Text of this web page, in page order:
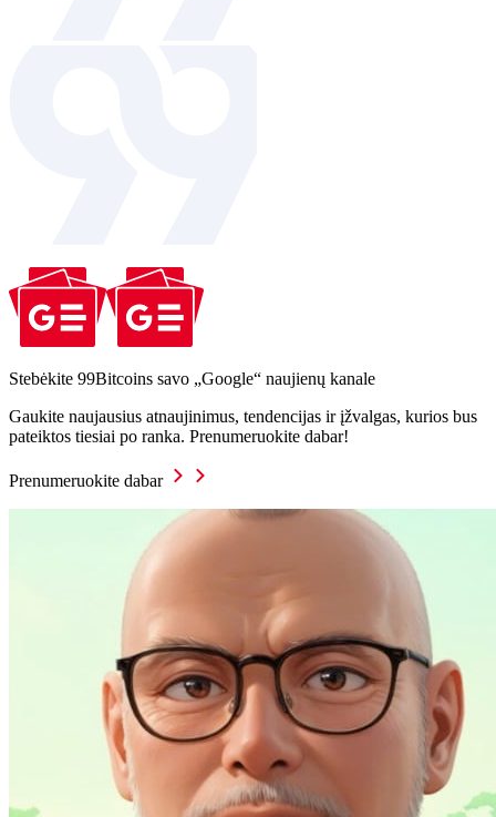
Stebėkite 99Bitcoins savo „Google“ naujienų kanale
Gaukite naujausius atnaujinimus, tendencijas ir įžvalgas, kurios bus
pateiktos tiesiai po ranka. Prenumeruokite dabar!
Prenumeruokite dabar